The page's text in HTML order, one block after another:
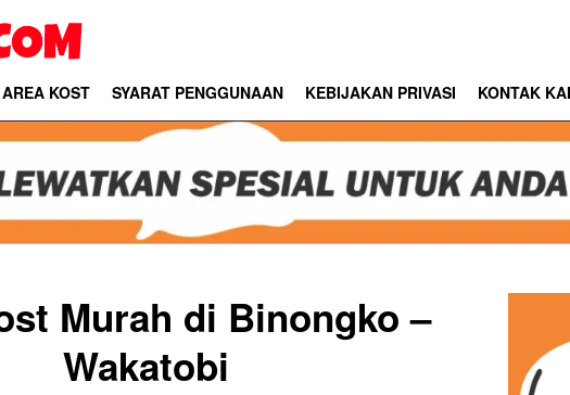
KOST SYARAT PENGGUNAAN KEBIJAKAN PRIVASI KONTAK
Murah di Binongko –
Wakatobi